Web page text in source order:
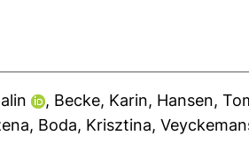
, Becke, Karin, Hansen,
, Boda, Krisztina,